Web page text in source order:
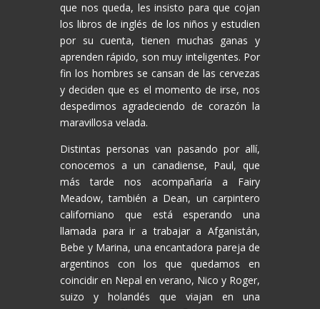
que nos queda, les insisto para que cojan
los libros de inglés de los niños y estudien
por su cuenta, tienen muchas ganas y
aprenden rápido, son muy inteligentes. Por
fin los hombres se cansan de las cervezas
y deciden que es el momento de irse, nos
despedimos agradeciendo de corazón la
maravillosa velada.
Distintas personas van pasando por allí,
conocemos a un canadiense, Paul, que
más tarde nos acompañaría a Fairy
Meadow, también a Dean, un carpintero
californiano que está esperando una
llamada para ir a trabajar a Afganistán,
Bebe y Marina, una encantadora pareja de
argentinos con los que quedamos en
coincidir en Nepal en verano, Nico y Roger,
suizo y holandés que viajan en una